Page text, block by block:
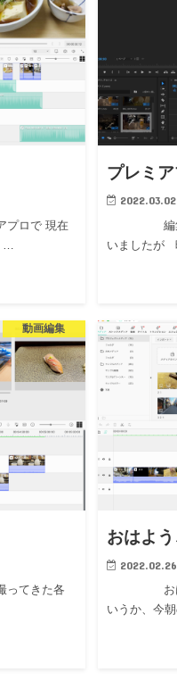
ロで 現在
…
プレミ
2022.03.02
編集ソフ
いましたが
動画編集
てきた各
おはよ
2022.02.26
おはよ
いうか、今